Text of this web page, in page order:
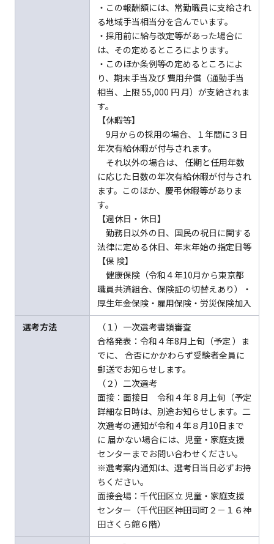
・この報酬額には、常勤職員に支給され
る地域手当相当分を含んでいます。
・採用前に給与改定等があった場合に
は、その定めるところによります。
・このほか条例等の定めるところによ
り、期末手当及び 費用弁償（通勤手当
相当、上限 55,000 円 月）が支給されま
す。
【休暇等】
9月からの採用の場合、１年間に３日
年次有給休暇が付与されます。
それ以外の場合は、 任期と任用年数
に応じた日数の年次有給休暇が付与され
ます。このほか、慶弔休暇等がありま
す。
【週休日・休日】
勤務日以外の日、国民の祝日に関する
法律に定める休日、年末年始の指定日等
【保 険】
健康保険（令和４年10月から東京都
職員共済組合、保険証の切替えあり）・
厚生年金保険・雇用保険・労災保険加入
選考方法
（１）一次選考書類審査
合格発表：令和４年8月上旬（予定 ）ま
でに、 合否にかかわらず受験者全員に
郵送でお知らせします。
（２）二次選考
面接：面接日 令和４年 8 月上旬（予定
詳細な日時は、別途お知らせします。二
次選考の通知が令和４年８月10日まで
に 届かない場合には、児童・家庭支援
センターまでお問い合わせください。
※選考案内通知は、選考日当日必ずお持
ちください。
面接会場：千代田区立 児童・家庭支援
センター（千代田区神田司町２－１６神
田さくら館６階）